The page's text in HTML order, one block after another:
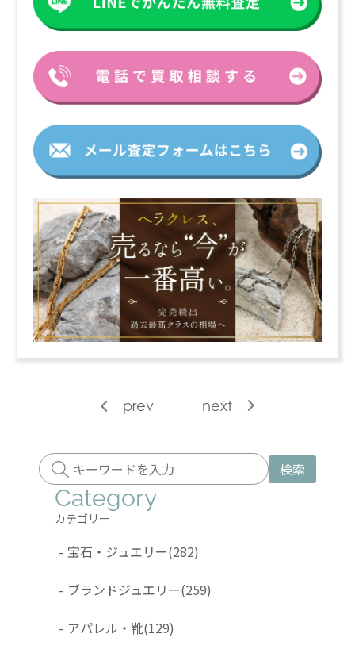
prev next
検索
Category
カテゴリー
- 宝石・ジュエリー(282)
- ブランドジュエリー(259)
- アパレル・靴(129)